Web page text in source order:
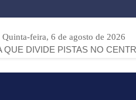
Quinta-feira, 6 de agosto de 2026
NO CENTRO DE ARAPOTI